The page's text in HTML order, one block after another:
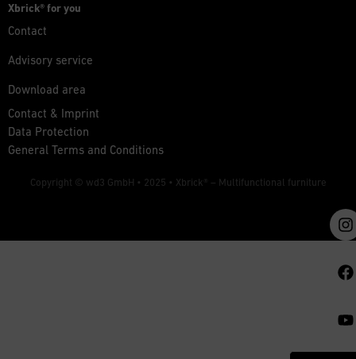
Xbrick® for you
Contact
Advisory service
Download area
Contact & Imprint
Data Protection
General Terms and Conditions
Copyright © wd3 GmbH • 2025 • Xbrick® – Multifunctional furniture